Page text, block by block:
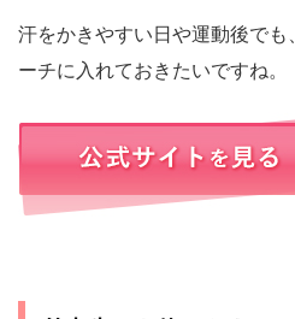
汗をかきやすい日や運動後で
ーチに入れておきたいですね。